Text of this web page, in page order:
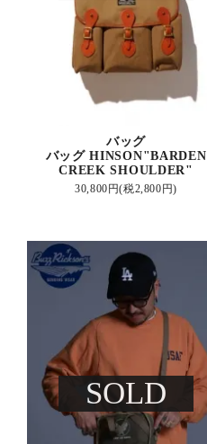
バッグ
バッグ HINSON"BARDEN
CREEK SHOULDER"
30,800円(税2,800円)
SOLD